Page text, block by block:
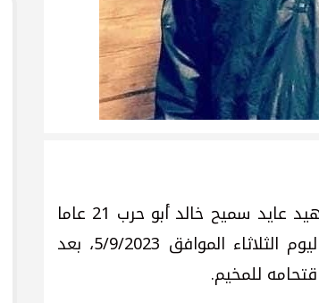
نعى ملف الشهداء في حركة فتح ساحة غزة، الشهيد عايد سميح خالد أبو حرب 21 عاما
من مخيم نور شمس بطولكرم، والذي ارتقي فجر اليوم الثلاثاء الموافق 5/9/2023، بعد
للمخيم.